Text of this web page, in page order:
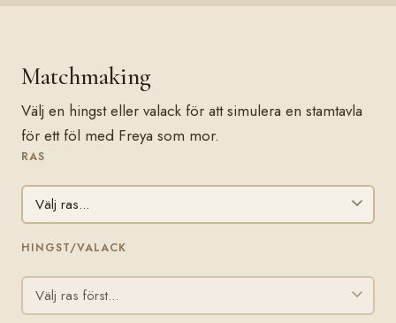
Matchmaking
Välj en hingst eller valack för att simulera en stamtavla
för ett föl med Freya som mor.
RAS
HINGST/VALACK